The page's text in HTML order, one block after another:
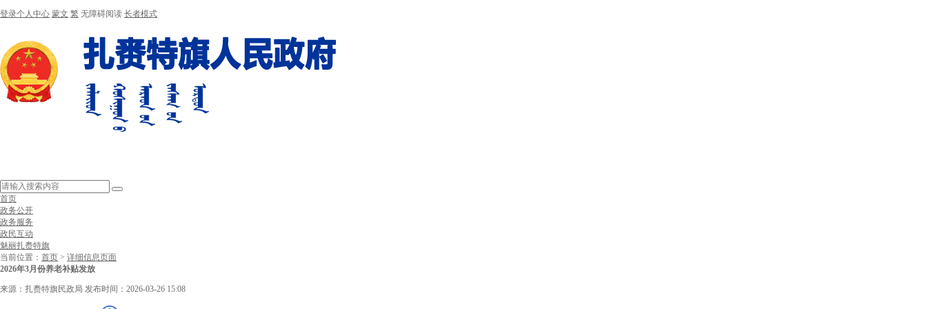
登录个人中心 蒙文 繁 无障碍阅读 长者模式
首页
政务公开
政务服务
政民互动
魅丽扎赉特旗
当前位置： 首页 > 详细信息页面
2026年3月份养老补贴发放
来源：扎赉特旗民政局 发布时间：2026-03-26 15:08